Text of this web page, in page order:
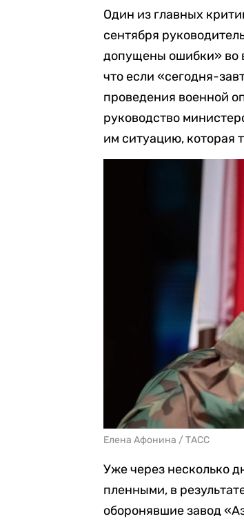
Один из главных
сентября
допущены ошибки» во
что если «сегодня-
проведения военной
руководство
им ситуацию, которая
Елена Афонина / ТАСС
Уже через несколько
пленными, в
оборонявшие завод